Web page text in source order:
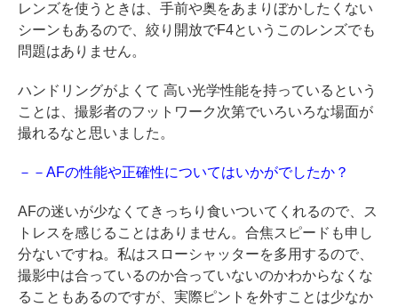
レンズを使うときは、手前や奥をあまりぼかしたくない
シーンもあるので、絞り開放でF4というこのレンズでも
問題はありません。
ハンドリングがよくて 高い光学性能を持っているという
ことは、撮影者のフットワーク次第でいろいろな場面が
撮れるなと思いました。
－－AFの性能や正確性についてはいかがでしたか？
AFの迷いが少なくてきっちり食いついてくれるので、ス
トレスを感じることはありません。合焦スピードも申し
分ないですね。私はスローシャッターを多用するので、
撮影中は合っているのか合っていないのかわからなくな
ることもあるのですが、実際ピントを外すことは少なか